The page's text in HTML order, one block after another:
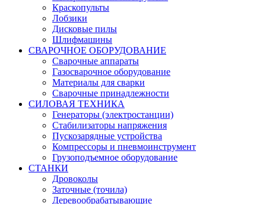
Краскопульты
Лобзики
Дисковые пилы
Шлифмашины
СВАРОЧНОЕ ОБОРУДОВАНИЕ
Сварочные аппараты
Газосварочное оборудование
Материалы для сварки
Сварочные принадлежности
СИЛОВАЯ ТЕХНИКА
Генераторы (электростанции)
Стабилизаторы напряжения
Пускозарядные устройства
Компрессоры и пневмоинструмент
Грузоподъемное оборудование
СТАНКИ
Дровоколы
Заточные (точила)
Деревообрабатывающие